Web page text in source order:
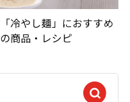
「冷やし麺」におすすめ
の商品・レシピ